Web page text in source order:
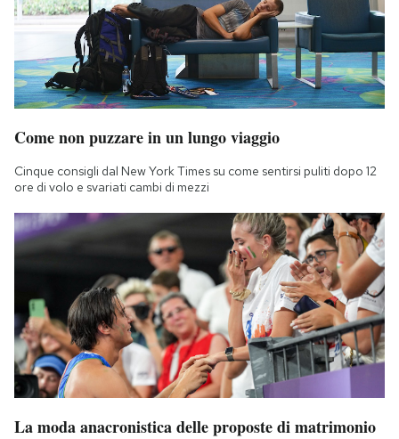
Come non puzzare in un lungo viaggio
Cinque consigli dal New York Times su come sentirsi puliti dopo 12
ore di volo e svariati cambi di mezzi
La moda anacronistica delle proposte di matrimonio